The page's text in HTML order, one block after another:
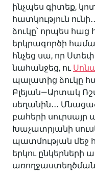
ինչպես գիտեք,
հատկություն ունի
ձուկը՝ որպես հաց
երկրագործի
հնչեց սա, որ
նահանջեց, ու
պալատից ձուկը
Բլեյան—Արտակ
սեղանին․․․
բահերի սուրսայր
Խաչատրյանի
պատմության մեջ
երկու ընկերների
առողջաստեղծման